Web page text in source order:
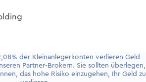
der Kleinanlegerkonten verlieren Geld
Partner-Brokern. Sie sollten überlegen,
das hohe Risiko einzugehen, Ihr Geld zu